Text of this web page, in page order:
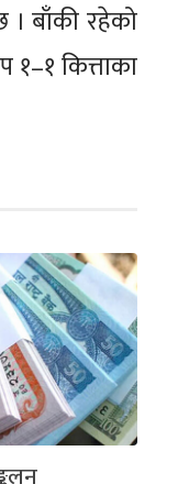
बाँकी रहेको
१–१ कित्ताका